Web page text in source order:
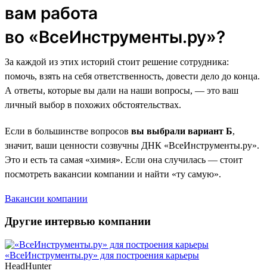
вам работа
во «ВсеИнструменты.ру»?
За каждой из этих историй стоит решение сотрудника:
помочь, взять на себя ответственность, довести дело до конца.
А ответы, которые вы дали на наши вопросы, — это ваш
личный выбор в похожих обстоятельствах.
Если в большинстве вопросов вы выбрали вариант Б,
значит, ваши ценности созвучны ДНК «ВсеИнструменты.ру».
Это и есть та самая «химия». Если она случилась — стоит
посмотреть вакансии компании и найти «ту самую».
Вакансии компании
Другие интервью компании
«ВсеИнструменты.ру» для построения карьеры
HeadHunter